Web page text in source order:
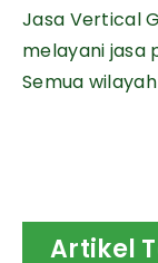
Jasa Vertical
melayani jasa
Semua
Artikel